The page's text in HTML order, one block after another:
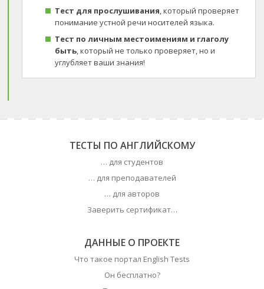
Тест для прослушивания, который проверяет
понимание устной речи носителей языка.
Тест по личным местоимениям и глаголу
быть, который не только проверяет, но и
углубляет ваши знания!
ТЕСТЫ ПО АНГЛИЙСКОМУ
… для студентов
… для преподавателей
… для авторов
Заверить сертификат…
ДАННЫЕ О ПРОЕКТЕ
Что такое портал English Tests
Он бесплатно?